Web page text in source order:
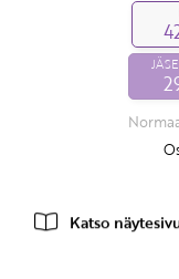
Katso